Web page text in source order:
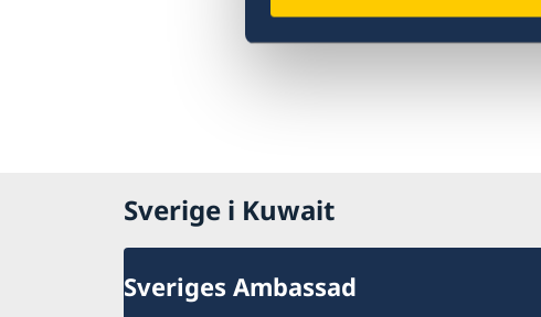
Sverige i Kuwait
Sveriges Ambassad